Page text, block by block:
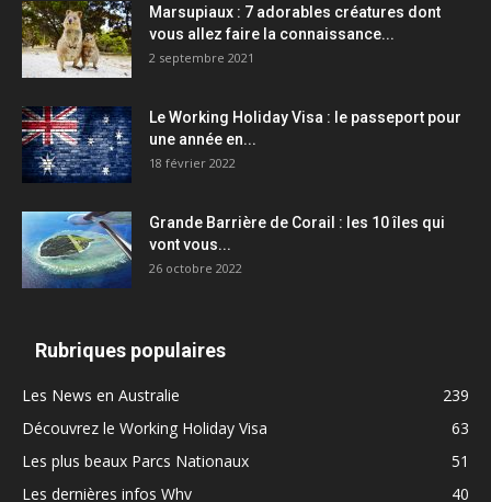
Marsupiaux : 7 adorables créatures dont
vous allez faire la connaissance...
2 septembre 2021
Le Working Holiday Visa : le passeport pour
une année en...
18 février 2022
Grande Barrière de Corail : les 10 îles qui
vont vous...
26 octobre 2022
Rubriques populaires
Les News en Australie
239
Découvrez le Working Holiday Visa
63
Les plus beaux Parcs Nationaux
51
Les dernières infos Whv
40